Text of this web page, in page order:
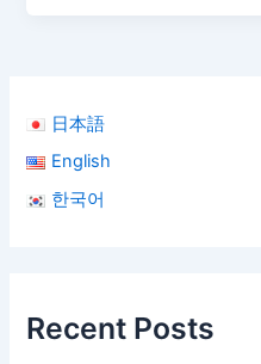
日本語
English
한국어
Recent Posts